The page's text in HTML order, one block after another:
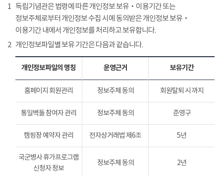
1 독립기념관은 법령에 따른 개인정보 보유‧이용기간 또는
정보주체로부터 개인정보 수집 시에 동의받은 개인정보 보유‧
이용기간 내에서 개인정보를 처리하고 보유합니다.
2 개인정보파일별 보유 기간은 다음과 같습니다.
개인정보파일의 명칭 운영근거 보유기간
홈페이지 회원관리 정보주체 동의 회원탈퇴 시 까지
통일벽돌 참여자 관리 정보주체 동의 준영구
캠핑장 예약자 관리 전자상거래법 제6조 5년
국군병사 휴가프로그램
신청자 정보
정보주체 동의 2년